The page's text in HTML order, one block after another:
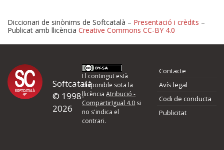
Proposeu-nos millores o
d'errors
Si heu trobat un error o voleu proposar alguna millora, ompliu els
quina és la millora que proposeu o l'error del qual voleu informar-
Diccionari de sinònims de Softcatalà – Presentació i crèdits –
Publicat amb llicència Creative Commons CC-BY 4.0
Softcatalà
© 1998-
2026
El contingut està
disponible sota la
llicènciaAtribució -
CompartirIgual 4.0 si
no s'indica el
contrari.
Contacte
Avís legal
Codi de conducta
Publicitat